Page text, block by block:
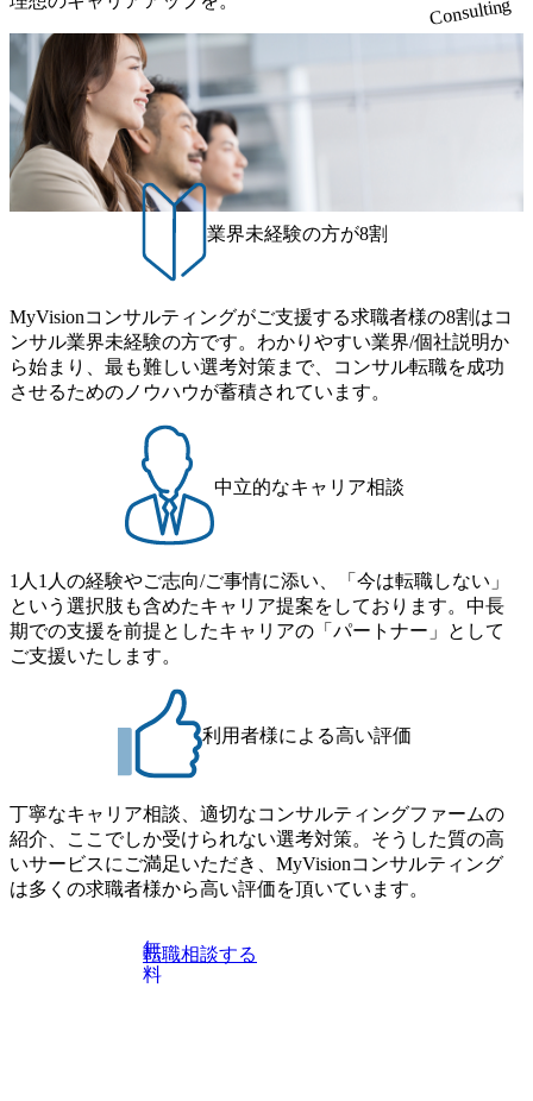
Consulting
業界未経験の方が8割
MyVisionコンサルティングがご支援する求職者様の8割はコ
ンサル業界未経験の方です。わかりやすい業界/個社説明か
ら始まり、最も難しい選考対策まで、コンサル転職を成功
させるためのノウハウが蓄積されています。
中立的なキャリア相談
1人1人の経験やご志向/ご事情に添い、「今は転職しない」
という選択肢も含めたキャリア提案をしております。中長
期での支援を前提としたキャリアの「パートナー」として
ご支援いたします。
利用者様による高い評価
丁寧なキャリア相談、適切なコンサルティングファームの
紹介、ここでしか受けられない選考対策。そうした質の高
いサービスにご満足いただき、MyVisionコンサルティング
は多くの求職者様から高い評価を頂いています。
無
料
転職相談する